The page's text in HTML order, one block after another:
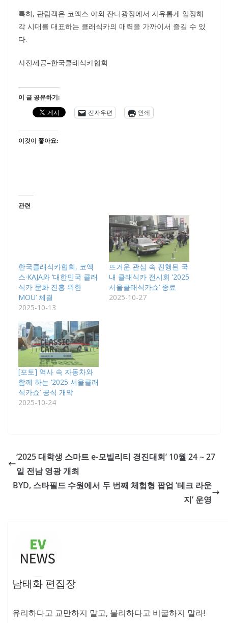
특히, 관람객은 코엑스 야외 잔디광장에서 자유롭게 입장해
각 시대를 대표하는 클래식카의 매력을 가까이서 즐길 수 있
다.
사진제공=한국클래식카협회
이 글 공유하기:
전자우편
인쇄
이것이 좋아요:
관련
한국클래식카협회, 코엑
스·KAJA와 ‘대한민국 클래
식카 문화 진흥 위한
MOU’ 체결
2025-10-13
뜨거운 관심 속 진행된 국
내 클래식카 전시회 ‘2025
서울클래식카쇼’ 종료
2025-10-27
[포토] 역사 속 자동차와
함께 하는 ‘2025 서울클래
식카쇼’ 공식 개막
2025-10-24
‘2025 대학생 스마트 e-모빌리티 경진대회’ 10월 24 ~ 27
일 전남 영광 개최
BYD, 스타필드 수원에서 두 번째 체험형 팝업 ‘테크 라운
지’ 운영
남태화 편집장
유리하다고 교만하지 말고, 불리하다고 비굴하지 말라!